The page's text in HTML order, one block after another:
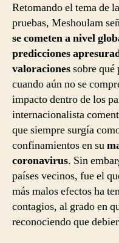
Retomando el tema de
pruebas, Meshoulam
se cometen a nivel
predicciones
valoracionessobre qué
cuando aún no se
impacto dentro de los
internacionalista
que siempre surgía
confinamientos en su
coronavirus. Sin
países vecinos, fue el
más malos efectos ha
contagios, al grado en
reconociendo que